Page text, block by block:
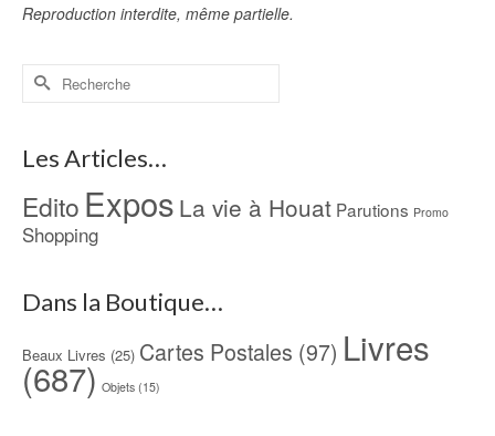
Reproduction interdite, même partielle.
Rechercher :
Les Articles…
Edito Expos La vie à Houat Parutions Promo
Shopping
Dans la Boutique…
Beaux Livres (25) Cartes Postales (97) Livres
(687) Objets (15)